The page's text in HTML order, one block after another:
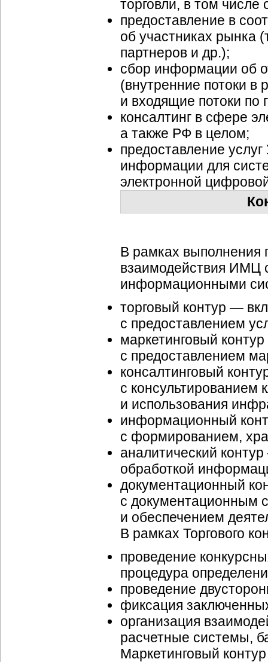
торговли, в том
предоставление в
об участниках рынка
партнеров и др.);
сбор информации об
(внутренние потоки в
и входящие потоки по
консалтинг в сфере
а также РФ в целом;
предоставление
информации для
электронной
В рамках выполнения
взаимодействия ИМЦ
информационными
торговый контур —
с предоставлением
маркетинговый
с предоставлением
консалтинговый
с консультированием
и использования
информационный
с формированием,
аналитический
обработкой
документационный
с документационным
и обеспечением
В рамках Торгового
проведение
процедура
проведение
фиксация
организация
расчетные системы,
Маркетинговый